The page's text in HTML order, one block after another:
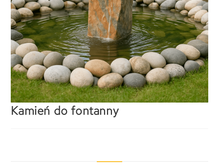
Kamień do fontanny